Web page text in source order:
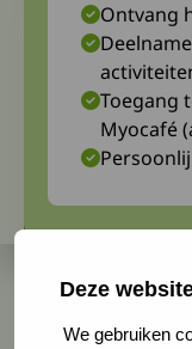
Deze
We gebruiken
Ontvang
Toegang
Myocafé